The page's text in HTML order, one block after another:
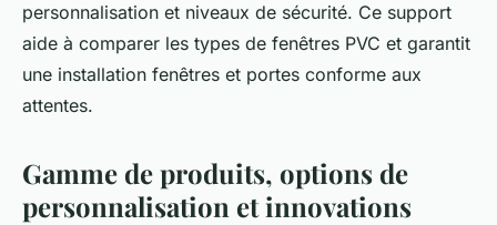
personnalisation et niveaux de sécurité. Ce support
aide à comparer les types de fenêtres PVC et garantit
une installation fenêtres et portes conforme aux
attentes.
Gamme de produits, options de
personnalisation et innovations